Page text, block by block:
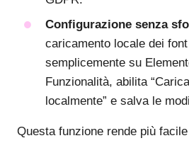
Configurazione senza
caricamento locale dei
semplicemente su
Funzionalità, abilita
localmente” e salva le
Questa funzione rende più